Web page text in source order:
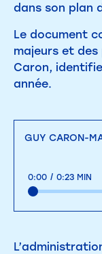
dans son plan
Le document
majeurs et des
Caron,
année.
GUY CARON-
0:00 / 0:23 MIN